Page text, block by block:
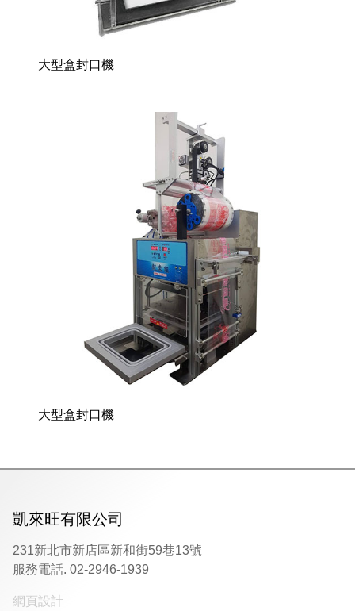
大型盒封口機
大型盒封口機
凱來旺有限公司
231新北市新店區新和街59巷13號
服務電話. 02-2946-1939
網頁設計